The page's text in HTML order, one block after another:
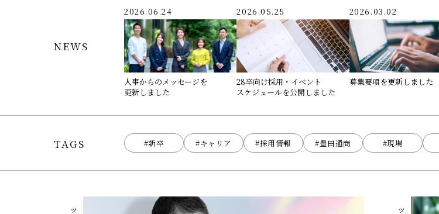
NEWS
2026.06.24
人事からのメッセージを
更新しました
2026.05.25
28卒向け採用・イベント
スケジュールを公開しました
2026.03.02
募集要項を更新しました
TAGS #新卒 #キャリア #採用情報 #豊田通商 #現場